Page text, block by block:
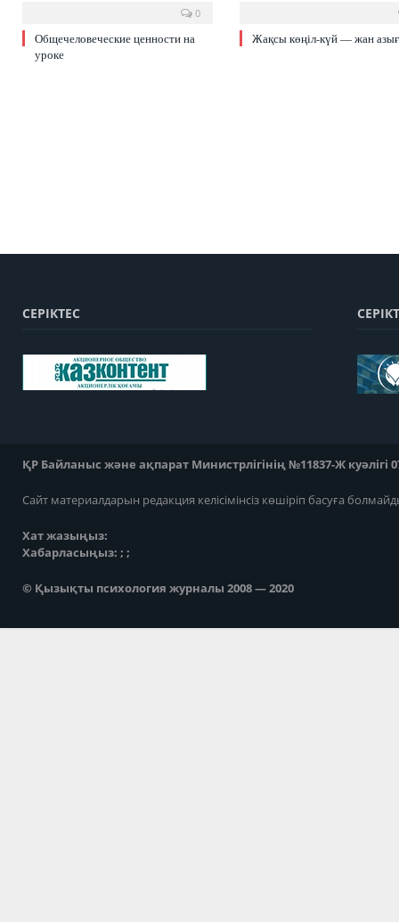
0
Общечеловеческие ценности на
уроке
Жақсы көңіл-күй — жан
СЕРІКТЕС
ҚР Байланыс және ақпарат Министрлігінің №11837-Ж куәлігі
Сайт материалдарын редакция келісімінсіз көшіріп басуға
Хат жазыңыз:
Хабарласыңыз: ; ;
© Қызықты психология журналы 2008 — 2020